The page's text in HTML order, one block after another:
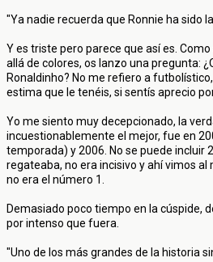
"Ya nadie recuerda que Ronnie ha sido
Y es triste pero parece que así es.
allá de colores, os lanzo una pregunta:
Ronaldinho? No me refiero a
estima que le tenéis, si sentís aprecio
Yo me siento muy decepcionado, la
incuestionablemente el mejor, fue en
temporada) y 2006. No se puede incluir
regateaba, no era incisivo y ahí vimos al
no era el número 1.
Demasiado poco tiempo en la cúspide,
por intenso que fuera.
"Uno de los más grandes de la historia